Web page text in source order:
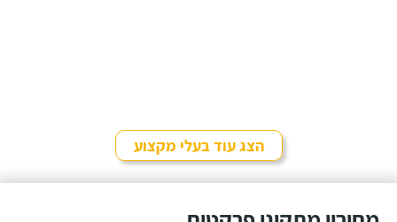
הצג עוד בעלי מקצוע